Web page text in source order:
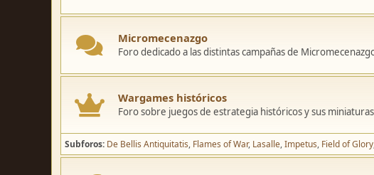
Micromecenazgo
Foro dedicado a las distintas campañas de
Wargames históricos
Foro sobre juegos de estrategia históricos y sus
Subforos De Bellis Antiquitatis Flames of War Lasalle Impetus Field of Glory